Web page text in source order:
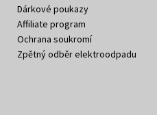
Dárkové poukazy
Affiliate program
Ochrana soukromí
Zpětný odběr elektroodpadu